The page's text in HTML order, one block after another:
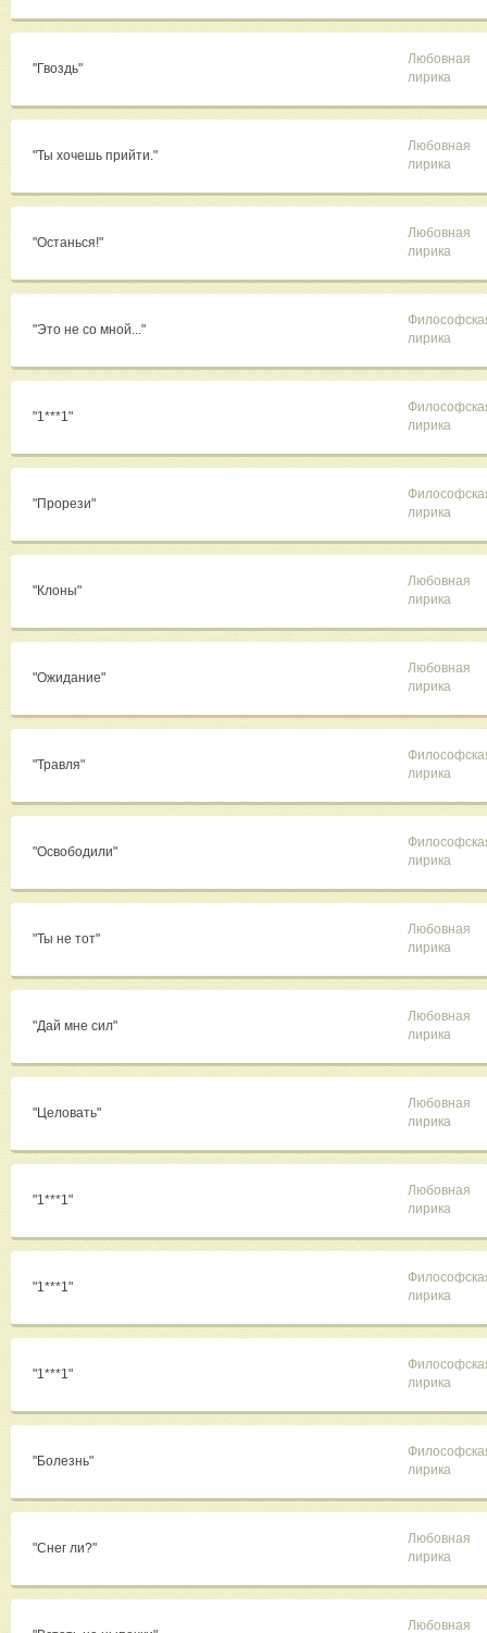
"Гвоздь"
Любовная
лирика
"Ты хочешь прийти."
Любовная
лирика
"Останься!"
Любовная
лирика
"Это не со мной..."
лирика
"1***1"
лирика
"Прорези"
лирика
"Клоны"
Любовная
лирика
"Ожидание"
Любовная
лирика
"Травля"
лирика
"Освободили"
лирика
"Ты не тот"
Любовная
лирика
"Дай мне сил"
Любовная
лирика
"Целовать"
Любовная
лирика
"1***1"
Любовная
лирика
"1***1"
лирика
"1***1"
лирика
"Болезнь"
лирика
"Снег ли?"
Любовная
лирика
Любовная